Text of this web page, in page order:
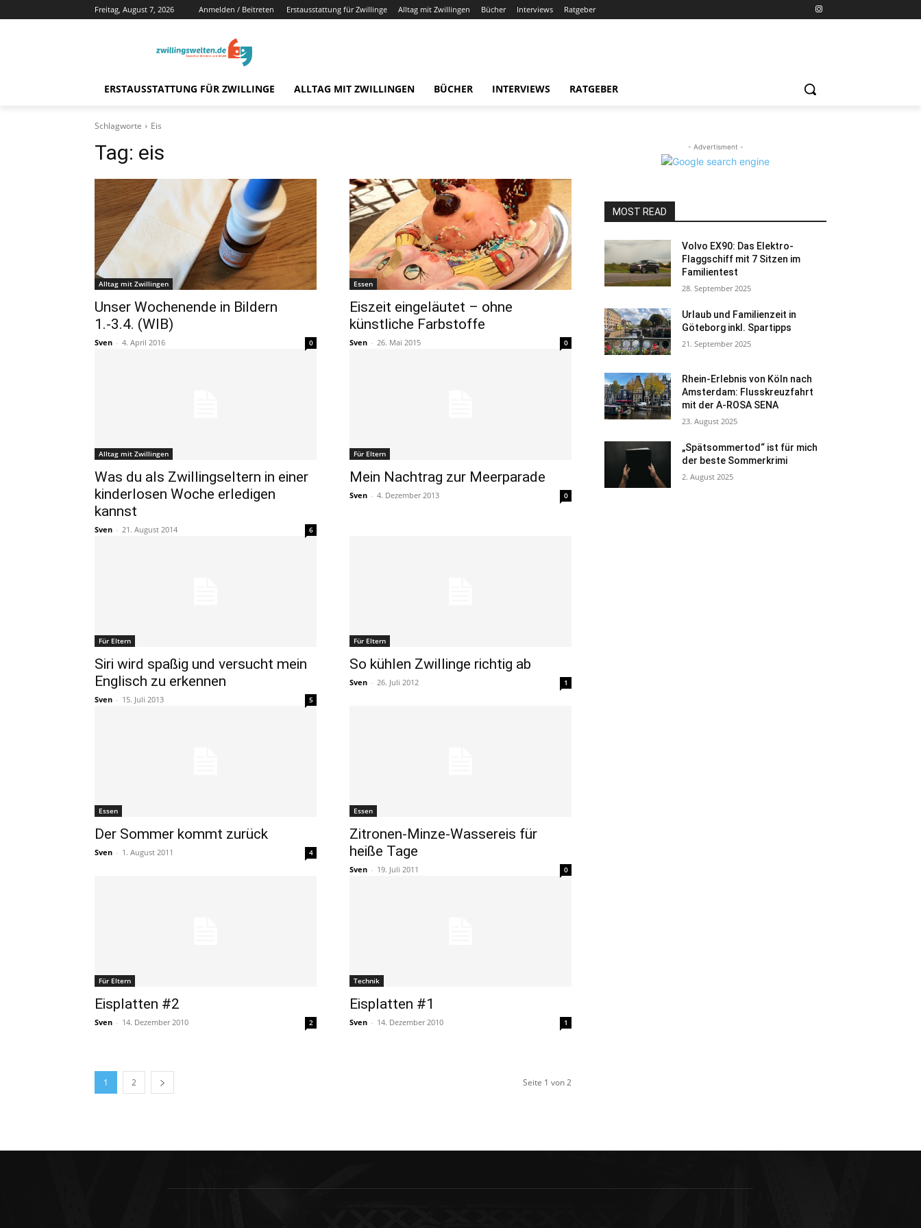
Freitag, August 7, 2026 Anmelden / Beitreten Erstausstattung für Zwillinge Alltag mit Zwillingen Bücher Interviews Ratgeber
ERSTAUSSTATTUNG FÜR ZWILLINGE ALLTAG MIT ZWILLINGEN BÜCHER INTERVIEWS RATGEBER
Schlagworte Eis
Tag: eis
Alltag mit Zwillingen
Unser Wochenende in Bildern
1.-3.4. (WIB)
Sven - 4. April 2016 0
Essen
Eiszeit eingeläutet – ohne
künstliche Farbstoffe
Sven - 26. Mai 2015 0
Alltag mit Zwillingen
Was du als Zwillingseltern in einer
kinderlosen Woche erledigen
kannst
Sven - 21. August 2014 6
Für Eltern
Mein Nachtrag zur Meerparade
Sven - 4. Dezember 2013 0
Für Eltern
Siri wird spaßig und versucht mein
Englisch zu erkennen
Sven - 15. Juli 2013 5
Für Eltern
So kühlen Zwillinge richtig ab
Sven - 26. Juli 2012 1
Essen
Der Sommer kommt zurück
Sven - 1. August 2011 4
Essen
Zitronen-Minze-Wassereis für
heiße Tage
Sven - 19. Juli 2011 0
Für Eltern
Eisplatten #2
Sven - 14. Dezember 2010 2
Technik
Eisplatten #1
Sven - 14. Dezember 2010 1
1 2 Seite 1 von 2
- Advertisment -
MOST READ
Volvo EX90: Das Elektro-
Flaggschiff mit 7 Sitzen im
Familientest
28. September 2025
Urlaub und Familienzeit in
Göteborg inkl. Spartipps
21. September 2025
Rhein-Erlebnis von Köln nach
Amsterdam: Flusskreuzfahrt
mit der A-ROSA SENA
23. August 2025
„Spätsommertod“ ist für mich
der beste Sommerkrimi
2. August 2025